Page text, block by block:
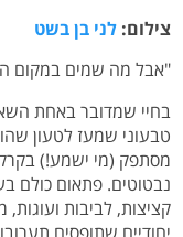
צילום: לני בן בשט
"אבל מה שמים במקום
בחיי שמדובר באחת
טבעוני שמעז לטעון
מסתפק (מי ישמע!)
נבטוטים. פתאום כולם
קציצות, לביבות